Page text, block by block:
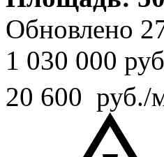
Обновлено
1 030 000
20 600 руб./